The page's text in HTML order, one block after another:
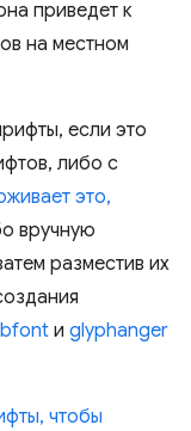
приведет к
на местном
если это
либо с
это,
вручную
разместив их
и glyphanger
чтобы